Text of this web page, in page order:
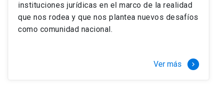
instituciones jurídicas en el marco de la realidad
que nos rodea y que nos plantea nuevos desafíos
como comunidad nacional.
Ver más keyboard_arrow_right